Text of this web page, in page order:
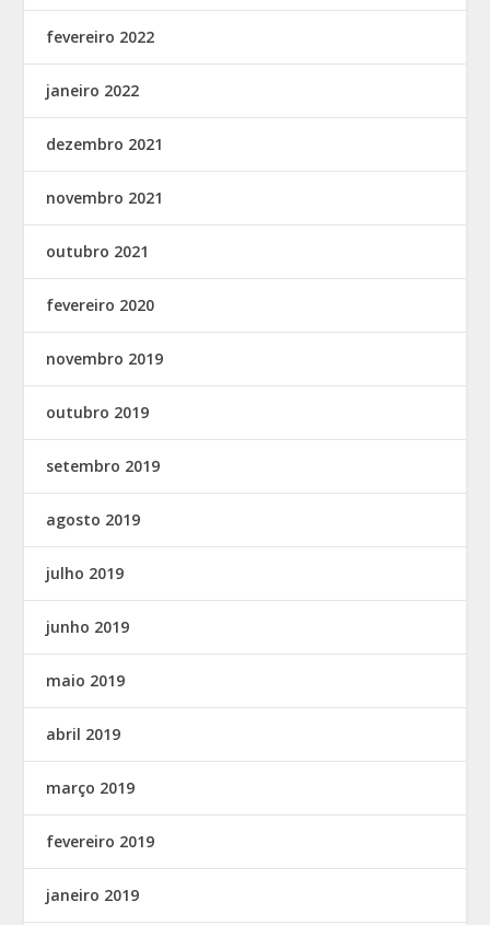
fevereiro 2022
janeiro 2022
dezembro 2021
novembro 2021
outubro 2021
fevereiro 2020
novembro 2019
outubro 2019
setembro 2019
agosto 2019
julho 2019
junho 2019
maio 2019
abril 2019
março 2019
fevereiro 2019
janeiro 2019